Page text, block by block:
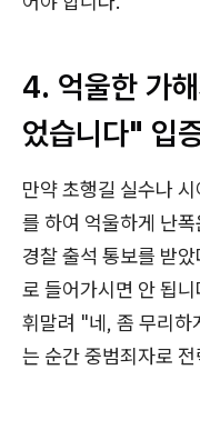
4. 억울한 가
었습니다" 입
만약 초행길 실수나
를 하여 억울하게 난
경찰 출석 통보를 받
로 들어가시면 안 됩
휘말려 "네, 좀 무리하
는 순간 중범죄자로